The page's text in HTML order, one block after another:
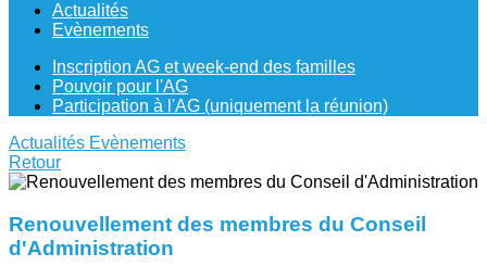
Actualités
Evènements
Inscription AG et week-end des familles
Pouvoir pour l'AG
Participation à l'AG (uniquement la réunion)
Actualités Evènements
Retour
Renouvellement des membres du Conseil
d'Administration